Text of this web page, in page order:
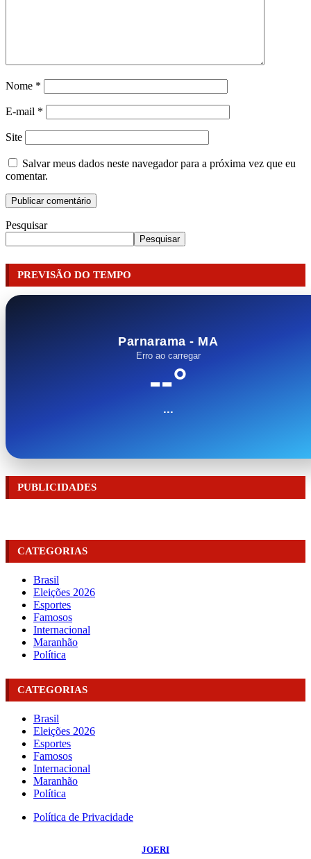
Nome *
E-mail *
Site
Salvar meus dados neste navegador para a próxima vez que eu
comentar.
Pesquisar
Pesquisar
PREVISÃO DO TEMPO
Parnarama - MA
Erro ao carregar
--°
...
PUBLICIDADES
CATEGORIAS
Brasil
Eleições 2026
Esportes
Famosos
Internacional
Maranhão
Política
CATEGORIAS
Brasil
Eleições 2026
Esportes
Famosos
Internacional
Maranhão
Política
Política de Privacidade
JOERI